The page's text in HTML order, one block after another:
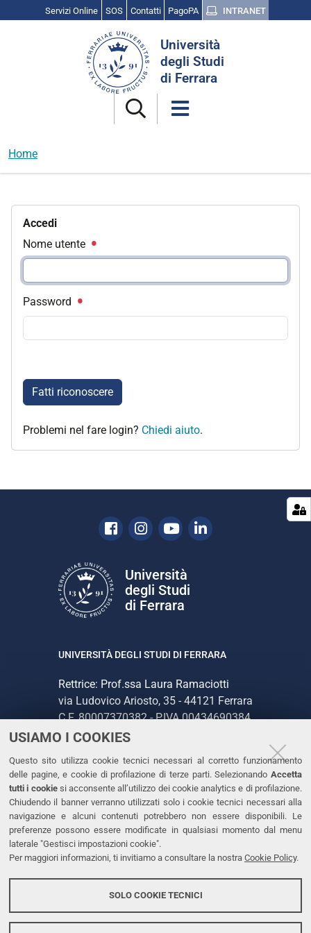
USIAMO I COOKIES
Questo sito utilizza cookie tecnici necessari al corretto funzionamento
delle pagine, e cookie di profilazione di terze parti. Selezionando Accetta
tutti i cookiesi acconsente all’utilizzo dei cookie analytics e di profilazione.
Chiudendo il banner verranno utilizzati solo i cookie tecnici necessari alla
navigazione e alcuni contenuti potrebbero non essere disponibili. Le
preferenze possono essere modificate in qualsiasi momento dal menu
laterale "Gestisci impostazioni cookie".
Per maggiori informazioni, ti invitiamo a consultare la nostra Cookie Policy.
SOLO COOKIE TECNICI
Servizi Online SOS Contatti PagoPA INTRANET
Università
degli Studi
di Ferrara
Home
Accedi
Nome utente
Password
Fatti riconoscere
Problemi nel fare login? Chiedi aiuto.
Facebook
Instagram
YoutubeLinkedin
Università
degli Studi
di Ferrara
UNIVERSITÀ DEGLI STUDI DI FERRARA
Rettrice: Prof.ssa Laura Ramaciotti
via Ludovico Ariosto, 35 - 44121 Ferrara
C.F. 80007370382 - P.IVA 00434690384
CONTATTI
Tel. +39 0532 293111
Fax. +39 0532 293031
PEC
LINKS
Accessibilità
Protezione dati personali